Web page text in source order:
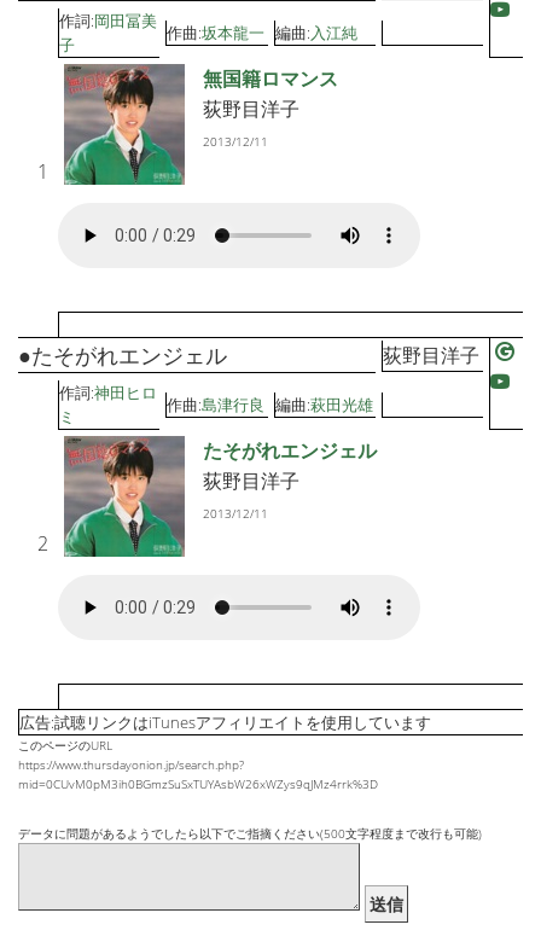
1
作詞:岡田冨美
子
作曲:坂本龍一 編曲:入江純
無国籍ロマンス
荻野目洋子
2013/12/11
2
●たそがれエンジェル 荻野目洋子
作詞:神田ヒロ
ミ
作曲:島津行良 編曲:萩田光雄
たそがれエンジェル
荻野目洋子
2013/12/11
広告:試聴リンクはiTunesアフィリエイトを使用しています
このページのURL
https://www.thursdayonion.jp/search.php?
mid=0CUvM0pM3ih0BGmzSuSxTUYAsbW26xWZys9qJMz4rrk%3D
データに問題があるようでしたら以下でご指摘ください(500文字程度まで改行も可能)
送信